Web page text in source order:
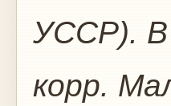
УССР). В
корр.